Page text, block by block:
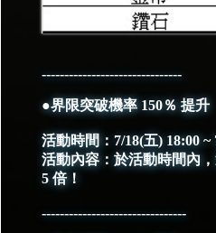
-------------------------------
●界限突破機率 150％ 提升
活動時間：7/18(五) 18:00 ~
活動內容：於活動時間內
5 倍！
--------------------------------